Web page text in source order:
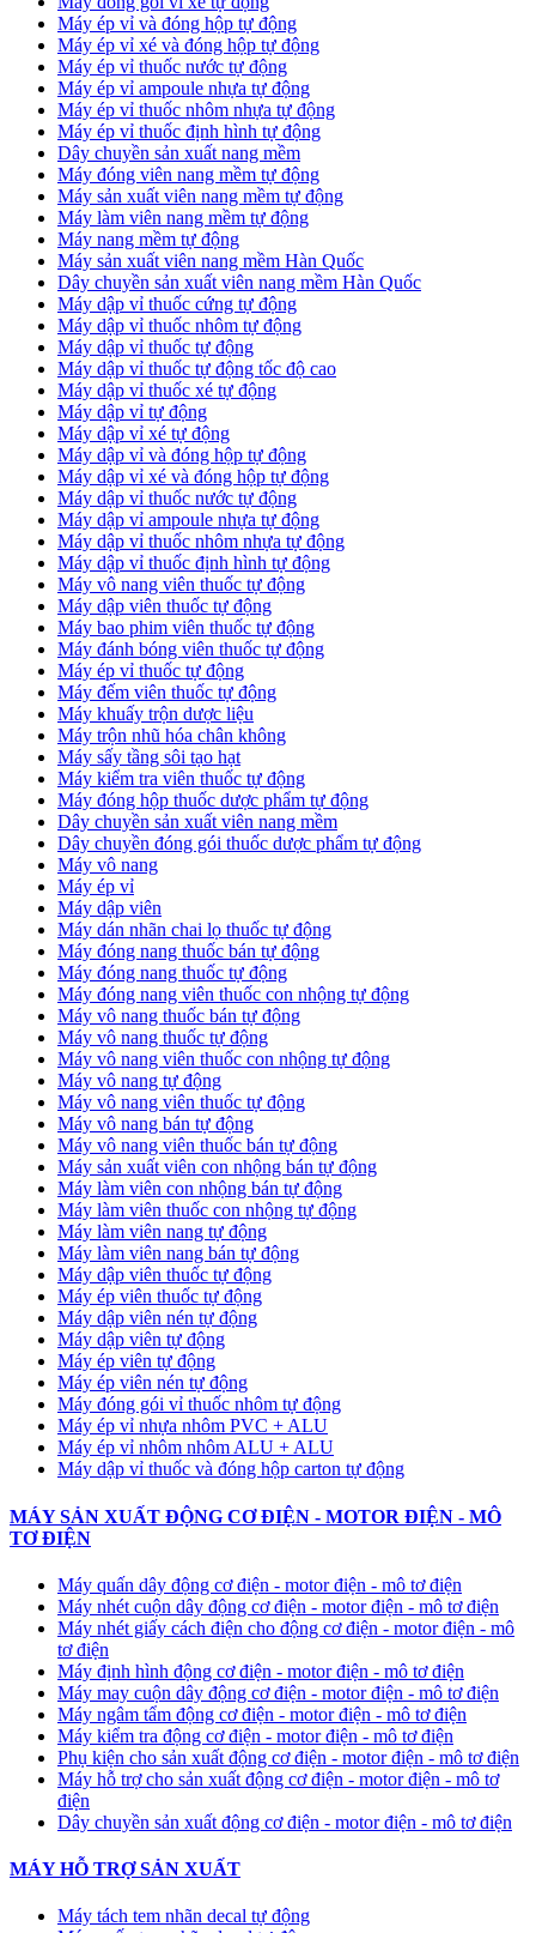
​Máy ép vỉ và đóng hộp tự động
​Máy ép vỉ xé và đóng hộp tự động
​Máy ép vỉ thuốc nước tự động
​Máy ép vỉ ampoule nhựa tự động
Máy ép vỉ thuốc nhôm nhựa tự động
​Máy ép vỉ thuốc định hình tự động
​Dây chuyền sản xuất nang mềm
Máy đóng viên nang mềm tự động
​Máy sản xuất viên nang mềm tự động
Máy làm viên nang mềm tự động
Máy nang mềm tự động
​Máy sản xuất viên nang mềm Hàn Quốc
​Dây chuyền sản xuất viên nang mềm Hàn Quốc
Máy dập vỉ thuốc cứng tự động
Máy dập vỉ thuốc nhôm tự động
Máy dập vỉ thuốc tự động​
​Máy dập vỉ thuốc tự động tốc độ cao
Máy dập vỉ thuốc xé tự động
​Máy dập vỉ tự động
​Máy dập vỉ xé tự động
​Máy dập vỉ và đóng hộp tự động
​Máy dập vỉ xé và đóng hộp tự động
​Máy dập vỉ thuốc nước tự động
Máy dập vỉ ampoule nhựa tự động
Máy dập vỉ thuốc nhôm nhựa tự động
Máy dập vỉ thuốc định hình tự động
Máy vô nang viên thuốc tự động
Máy dập viên thuốc tự động
Máy bao phim viên thuốc tự động
Máy đánh bóng viên thuốc tự động
Máy ép vỉ thuốc tự động
Máy đếm viên thuốc tự động
Máy khuấy trộn dược liệu
Máy trộn nhũ hóa chân không
Máy sấy tầng sôi tạo hạt
Máy kiểm tra viên thuốc tự động
Máy đóng hộp thuốc dược phẩm tự động
Dây chuyền sản xuất viên nang mềm
Dây chuyền đóng gói thuốc dược phẩm tự động
Máy vô nang
Máy ép vỉ
Máy dập viên
Máy dán nhãn chai lọ thuốc tự động
Máy đóng nang thuốc bán tự động
Máy đóng nang thuốc tự động
Máy đóng nang viên thuốc con nhộng tự động
Máy vô nang thuốc bán tự động
Máy vô nang thuốc tự động
Máy vô nang viên thuốc con nhộng tự động
Máy vô nang tự động
Máy vô nang viên thuốc tự động
Máy vô nang bán tự động
Máy vô nang viên thuốc bán tự động
Máy sản xuất viên con nhộng bán tự động
Máy làm viên con nhộng bán tự động
Máy làm viên thuốc con nhộng tự động
Máy làm viên nang tự động
Máy làm viên nang bán tự động
Máy dập viên thuốc tự động
​Máy ép viên thuốc tự động
​Máy dập viên nén tự động
​Máy dập viên tự động
Máy ép viên tự động
​Máy ép viên nén tự động
Máy đóng gói vỉ thuốc nhôm tự động
​Máy ép vỉ nhựa nhôm PVC + ALU
​Máy ép vỉ nhôm nhôm ALU + ALU
Máy dập vỉ thuốc và đóng hộp carton tự động
MÁY SẢN XUẤT ĐỘNG CƠ ĐIỆN - MOTOR ĐIỆN - MÔ
TƠ ĐIỆN
Máy quấn dây động cơ điện - motor điện - mô tơ điện
Máy nhét cuộn dây động cơ điện - motor điện - mô tơ điện
Máy nhét giấy cách điện cho động cơ điện - motor điện - mô
tơ điện
Máy định hình động cơ điện - motor điện - mô tơ điện
Máy may cuộn dây động cơ điện - motor điện - mô tơ điện
Máy ngâm tẩm động cơ điện - motor điện - mô tơ điện
Máy kiểm tra động cơ điện - motor điện - mô tơ điện
Phụ kiện cho sản xuất động cơ điện - motor điện - mô tơ điện
Máy hỗ trợ cho sản xuất động cơ điện - motor điện - mô tơ
điện
Dây chuyền sản xuất động cơ điện - motor điện - mô tơ điện
MÁY HỖ TRỢ SẢN XUẤT
Máy tách tem nhãn decal tự động